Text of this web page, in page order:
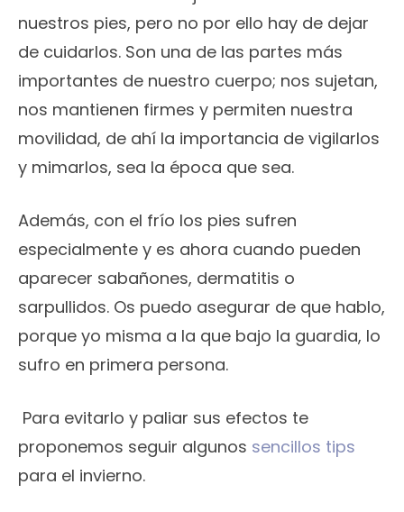
nuestros pies, pero no por ello hay de dejar
de cuidarlos. Son una de las partes más
importantes de nuestro cuerpo; nos sujetan,
nos mantienen firmes y permiten nuestra
movilidad, de ahí la importancia de vigilarlos
y mimarlos, sea la época que sea.
Además, con el frío los pies sufren
especialmente y es ahora cuando pueden
aparecer sabañones, dermatitis o
sarpullidos. Os puedo asegurar de que hablo,
porque yo misma a la que bajo la guardia, lo
sufro en primera persona.
Para evitarlo y paliar sus efectos te
proponemos seguir algunos sencillos tips
para el invierno.